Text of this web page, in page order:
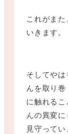
これがま
いきます。
そしてや
んを取り
に触れる
んの異変
見守って